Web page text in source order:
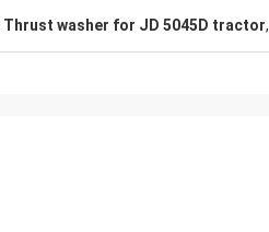
Thrust washer for JD 5045D tractor,